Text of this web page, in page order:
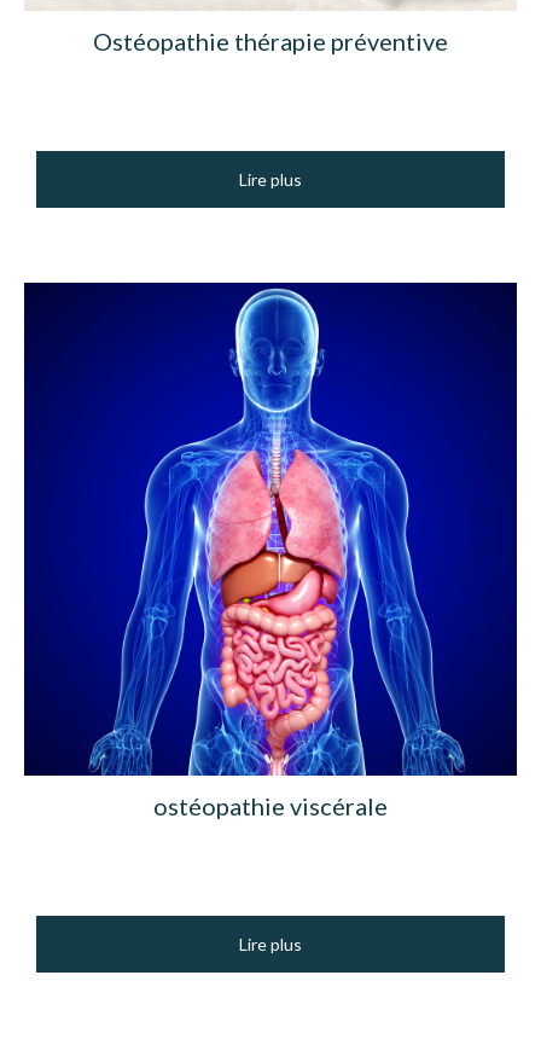
Ostéopathie thérapie préventive
Lire plus
ostéopathie viscérale
Lire plus